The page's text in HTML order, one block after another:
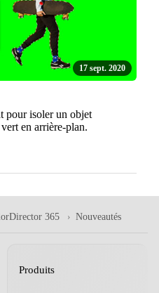
17 sept. 2020
pour isoler un objet
en arrière-plan.
365 Nouveautés
Produits